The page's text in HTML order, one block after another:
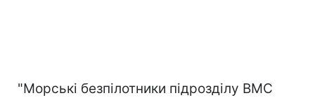
"Морські безпілотники підрозділу ВМС